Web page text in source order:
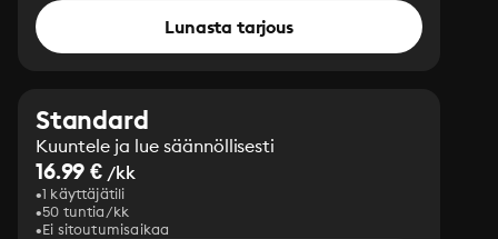
Lunasta tarjous
Standard
Kuuntele ja lue säännöllisesti
16.99 € /kk
1 käyttäjätili
50 tuntia/kk
Ei sitoutumisaikaa